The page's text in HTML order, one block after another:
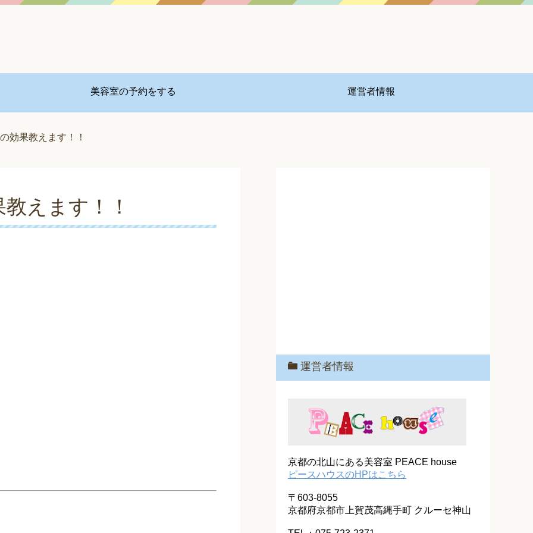
美容室の予約をする 運営者情報
効果教えます！！
えます！！
運営者情報
京都の北山にある美容室 PEACE house
ピースハウスのHPはこちら
〒603-8055
京都府京都市上賀茂高縄手町 クルーセ神山